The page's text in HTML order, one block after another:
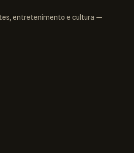
entretenimento e cultura —